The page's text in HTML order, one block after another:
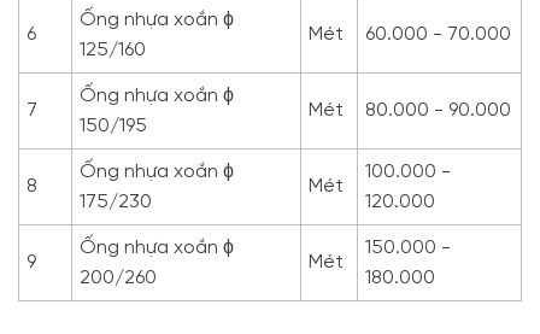
6
Ống nhựa xoắn ϕ
125/160
Mét 60.000 - 70.000
7
Ống nhựa xoắn ϕ
150/195
Mét 80.000 - 90.000
8
Ống nhựa xoắn ϕ
175/230
Mét
100.000 -
120.000
9
Ống nhựa xoắn ϕ
200/260
Mét
150.000 -
180.000